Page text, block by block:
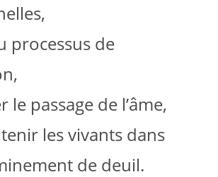
processus de
le passage de l’âme,
les vivants dans
de deuil.